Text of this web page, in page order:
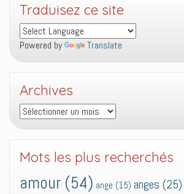
Traduisez ce site
Powered by Translate
Archives
Archives
Mots les plus recherchés
amour (54) ange (15) anges (25)